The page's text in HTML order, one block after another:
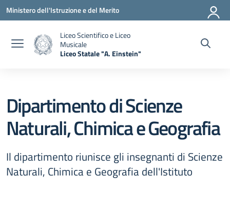
Vai ai contenuti
Vai al menu di navigazione
Vai al footer
Ministero dell'Istruzione e del Merito
Liceo Scientifico e Liceo
Musicale
Liceo Statale "A. Einstein"
Dipartimento di Scienze
Naturali, Chimica e Geografia
Il dipartimento riunisce gli insegnanti di Scienze
Naturali, Chimica e Geografia dell'Istituto